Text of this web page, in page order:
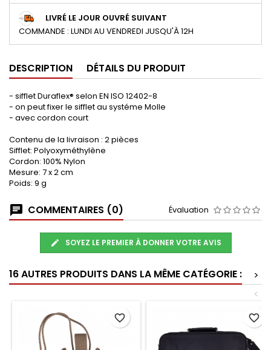
LIVRÉ LE JOUR OUVRÉ SUIVANT
COMMANDE : LUNDI AU VENDREDI JUSQU'À 12H
DESCRIPTION DÉTAILS DU PRODUIT
- sifflet Duraflex® selon EN ISO 12402-8
- on peut fixer le sifflet au systéme Molle
- avec cordon court
Contenu de la livraison : 2 pièces
Sifflet: Polyoxyméthylène
Cordon: 100% Nylon
Mesure: 7 x 2 cm
Poids: 9 g
COMMENTAIRES (0) Évaluation
SOYEZ LE PREMIER À DONNER VOTRE AVIS
16 AUTRES PRODUITS DANS LA MÊME CATÉGORIE :
>
<
favorite_border favorite_border